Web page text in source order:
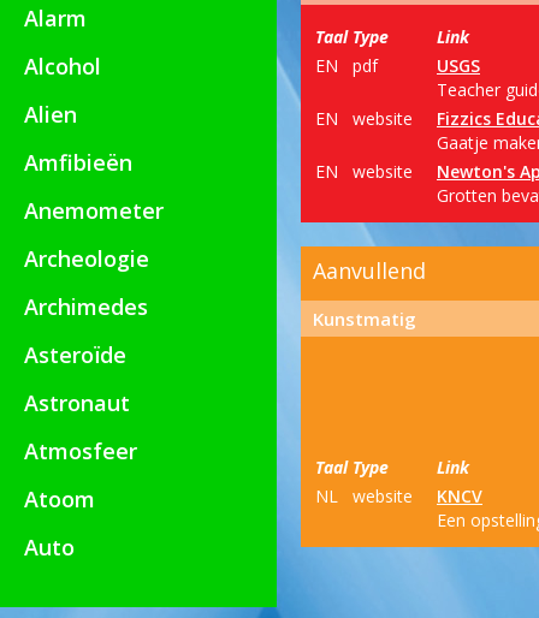
Alarm
Alcohol
Alien
Amfibieën
Anemometer
Archeologie
Archimedes
Asteroïde
Astronaut
Atmosfeer
Atoom
Auto
Taal Type
Link
EN
pdf
USGS
Teacher
EN
website
Fizzics
Gaatje
EN
website
Newton's
Grotten
Aanvullend
Kunstmatig
Taal Type
Link
NL
website
KNCV
Een